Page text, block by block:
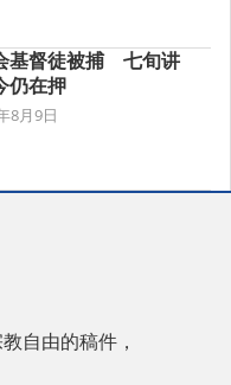
基督徒被捕 七旬讲
仍在押
8月9日
自由的稿件，